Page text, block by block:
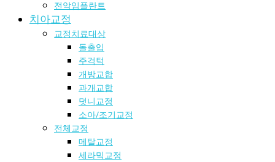
전악임플란트
치아교정
교정치료대상
돌출입
주걱턱
개방교합
과개교합
덧니교정
소아/조기교정
전체교정
메탈교정
세라믹교정